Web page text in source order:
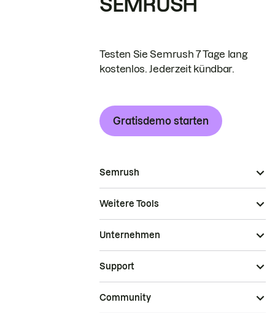
SEMRUSH
Testen Sie Semrush 7 Tage lang
kostenlos. Jederzeit kündbar.
Gratisdemo starten
Semrush
Weitere Tools
Unternehmen
Support
Community